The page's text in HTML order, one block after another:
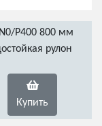
Р400 800 мм
рулон
Купить